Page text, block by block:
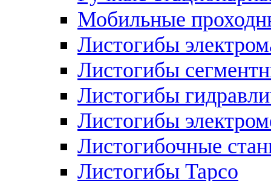
Мобильные
Листогибы
Листогибы
Листогибы
Листогибы
Листогибочные
Листогибы Tapco